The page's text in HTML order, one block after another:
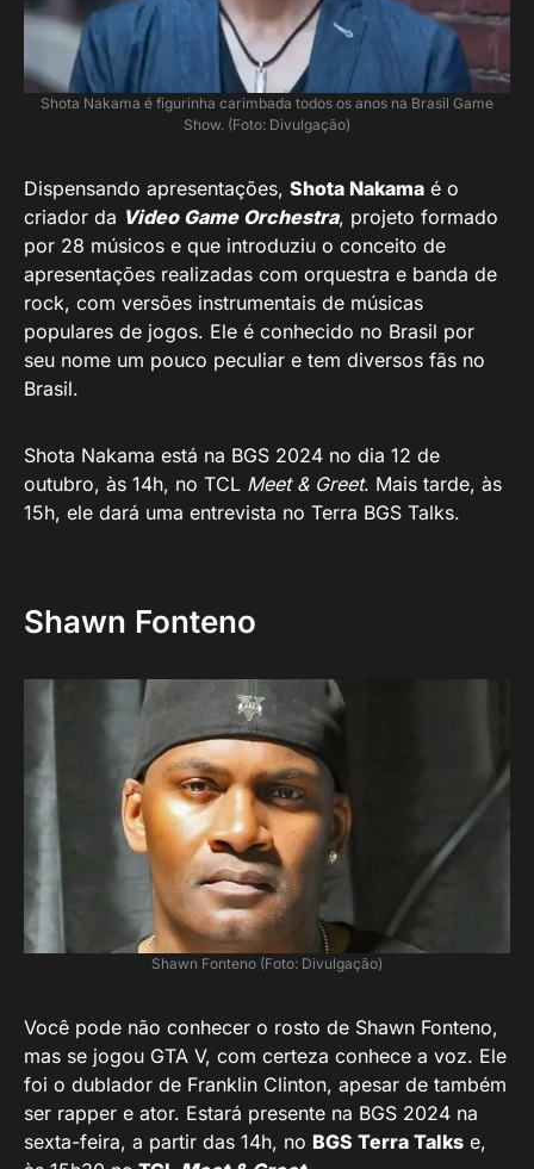
Shota Nakama é figurinha carimbada todos os anos na Brasil Game
Show. (Foto: Divulgação)
Dispensando apresentações, Shota Nakama é o
criador da Video Game Orchestra, projeto formado
por 28 músicos e que introduziu o conceito de
apresentações realizadas com orquestra e banda de
rock, com versões instrumentais de músicas
populares de jogos. Ele é conhecido no Brasil por
seu nome um pouco peculiar e tem diversos fãs no
Brasil.
Shota Nakama está na BGS 2024 no dia 12 de
outubro, às 14h, no TCL Meet & Greet. Mais tarde, às
15h, ele dará uma entrevista no Terra BGS Talks.
Shawn Fonteno
Shawn Fonteno (Foto: Divulgação)
Você pode não conhecer o rosto de Shawn Fonteno,
mas se jogou GTA V, com certeza conhece a voz. Ele
foi o dublador de Franklin Clinton, apesar de também
ser rapper e ator. Estará presente na BGS 2024 na
sexta-feira, a partir das 14h, no BGS Terra Talks e,